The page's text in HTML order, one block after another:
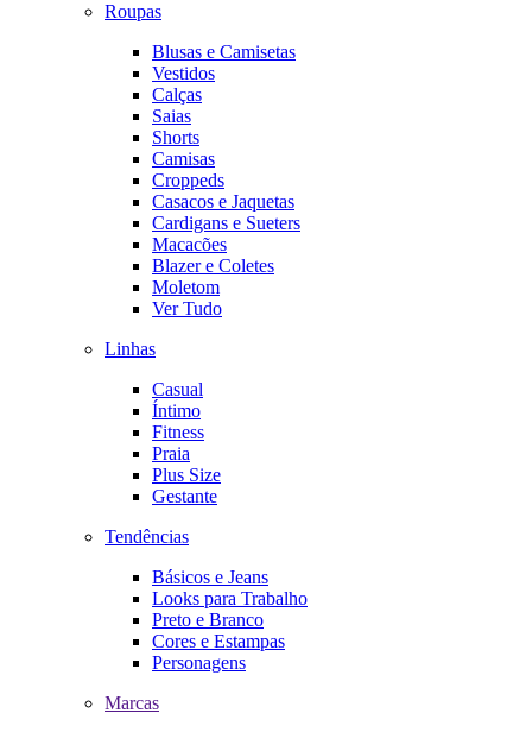
Roupas
Blusas e Camisetas
Vestidos
Calças
Saias
Shorts
Camisas
Croppeds
Casacos e Jaquetas
Cardigans e Sueters
Macacões
Blazer e Coletes
Moletom
Ver Tudo
Linhas
Casual
Íntimo
Fitness
Praia
Plus Size
Gestante
Tendências
Básicos e Jeans
Looks para Trabalho
Preto e Branco
Cores e Estampas
Personagens
Marcas